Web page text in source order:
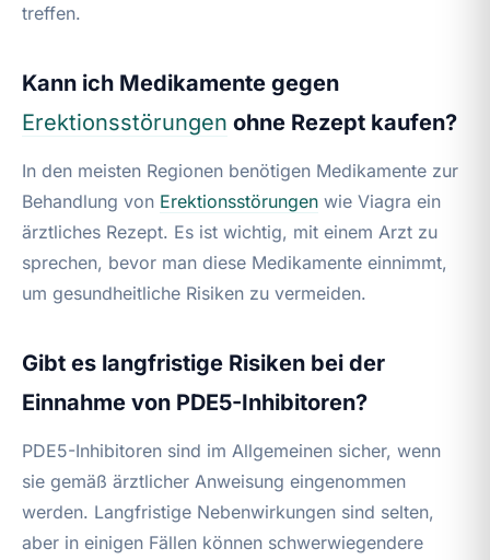
treffen.
Kann ich Medikamente gegen
Erektionsstörungen ohne Rezept kaufen?
In den meisten Regionen benötigen Medikamente zur
Behandlung von Erektionsstörungen wie Viagra ein
ärztliches Rezept. Es ist wichtig, mit einem Arzt zu
sprechen, bevor man diese Medikamente einnimmt,
um gesundheitliche Risiken zu vermeiden.
Gibt es langfristige Risiken bei der
Einnahme von PDE5-Inhibitoren?
PDE5-Inhibitoren sind im Allgemeinen sicher, wenn
sie gemäß ärztlicher Anweisung eingenommen
werden. Langfristige Nebenwirkungen sind selten,
aber in einigen Fällen können schwerwiegendere